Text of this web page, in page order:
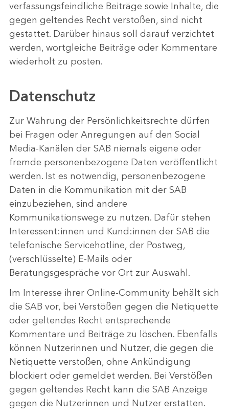
verfassungsfeindliche Beiträge sowie Inhalte, die
gegen geltendes Recht verstoßen, sind nicht
gestattet. Darüber hinaus soll darauf verzichtet
werden, wortgleiche Beiträge oder Kommentare
wiederholt zu posten.
Datenschutz
Zur Wahrung der Persönlichkeitsrechte dürfen
bei Fragen oder Anregungen auf den Social
Media-Kanälen der SAB niemals eigene oder
fremde personenbezogene Daten veröffentlicht
werden. Ist es notwendig, personenbezogene
Daten in die Kommunikation mit der SAB
einzubeziehen, sind andere
Kommunikationswege zu nutzen. Dafür stehen
Interessent:innen und Kund:innen der SAB die
telefonische Servicehotline, der Postweg,
(verschlüsselte) E-Mails oder
Beratungsgespräche vor Ort zur Auswahl.
Im Interesse ihrer Online-Community behält sich
die SAB vor, bei Verstößen gegen die Netiquette
oder geltendes Recht entsprechende
Kommentare und Beiträge zu löschen. Ebenfalls
können Nutzerinnen und Nutzer, die gegen die
Netiquette verstoßen, ohne Ankündigung
blockiert oder gemeldet werden. Bei Verstößen
gegen geltendes Recht kann die SAB Anzeige
gegen die Nutzerinnen und Nutzer erstatten.